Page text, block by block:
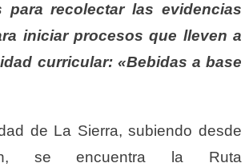
para recolectar las evidencias
iniciar procesos que lleven a
curricular: «Bebidas a base
de La Sierra, subiendo desde
se encuentra la Ruta